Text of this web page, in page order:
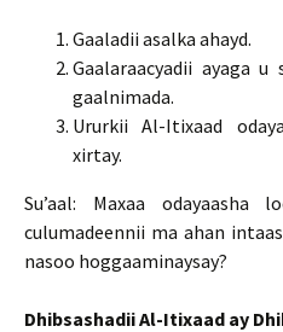
Gaaladii asalka ahayd.
Gaalaraacyadii ayaga u
gaalnimada.
Ururkii Al-Itixaad
xirtay.
Su’aal: Maxaa odayaasha
culumadeennii ma ahan
nasoo hoggaaminaysay?
Dhibsashadii Al-Itixaad ay